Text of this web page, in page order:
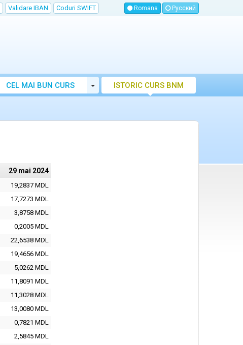
Validare IBAN Coduri SWIFT Romana Русский
CEL MAI BUN CURS
VALUTAR MOLDOVA
Toggle Dropdown
ISTORIC CURS BNM
29 mai 2024
19,2837 MDL
17,7273 MDL
3,8758 MDL
0,2005 MDL
22,6538 MDL
19,4656 MDL
5,0262 MDL
11,8091 MDL
11,3028 MDL
13,0080 MDL
0,7821 MDL
2,5845 MDL